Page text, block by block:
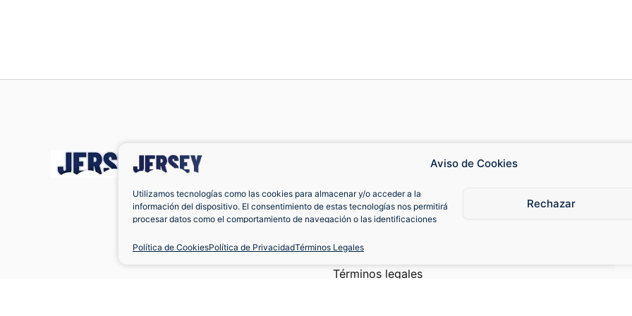
Aviso de Cookies
Utilizamos tecnologías como las cookies para almacenar y/o acceder a la
información del dispositivo. El consentimiento de estas tecnologías nos permitirá
procesar datos como el comportamiento de navegación o las identificaciones
negativamente a ciertas características y funciones.
Rechazar
Política de CookiesPolítica de PrivacidadTérminos Legales
Cambios y devoluciones
Contacto
Términos legales